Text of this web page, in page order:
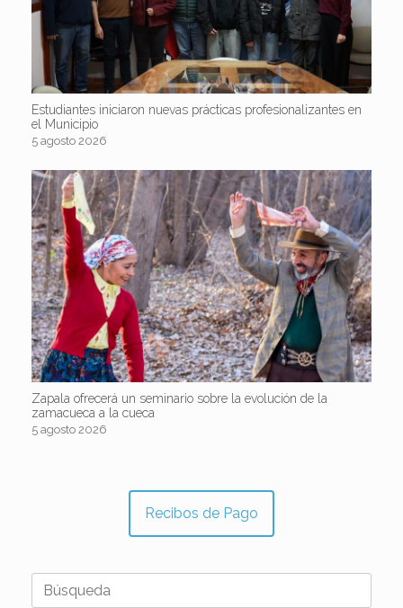
Estudiantes iniciaron nuevas prácticas profesionalizantes en
el Municipio
5 agosto 2026
Zapala ofrecerá un seminario sobre la evolución de la
zamacueca a la cueca
5 agosto 2026
Recibos de Pago
Buscar: